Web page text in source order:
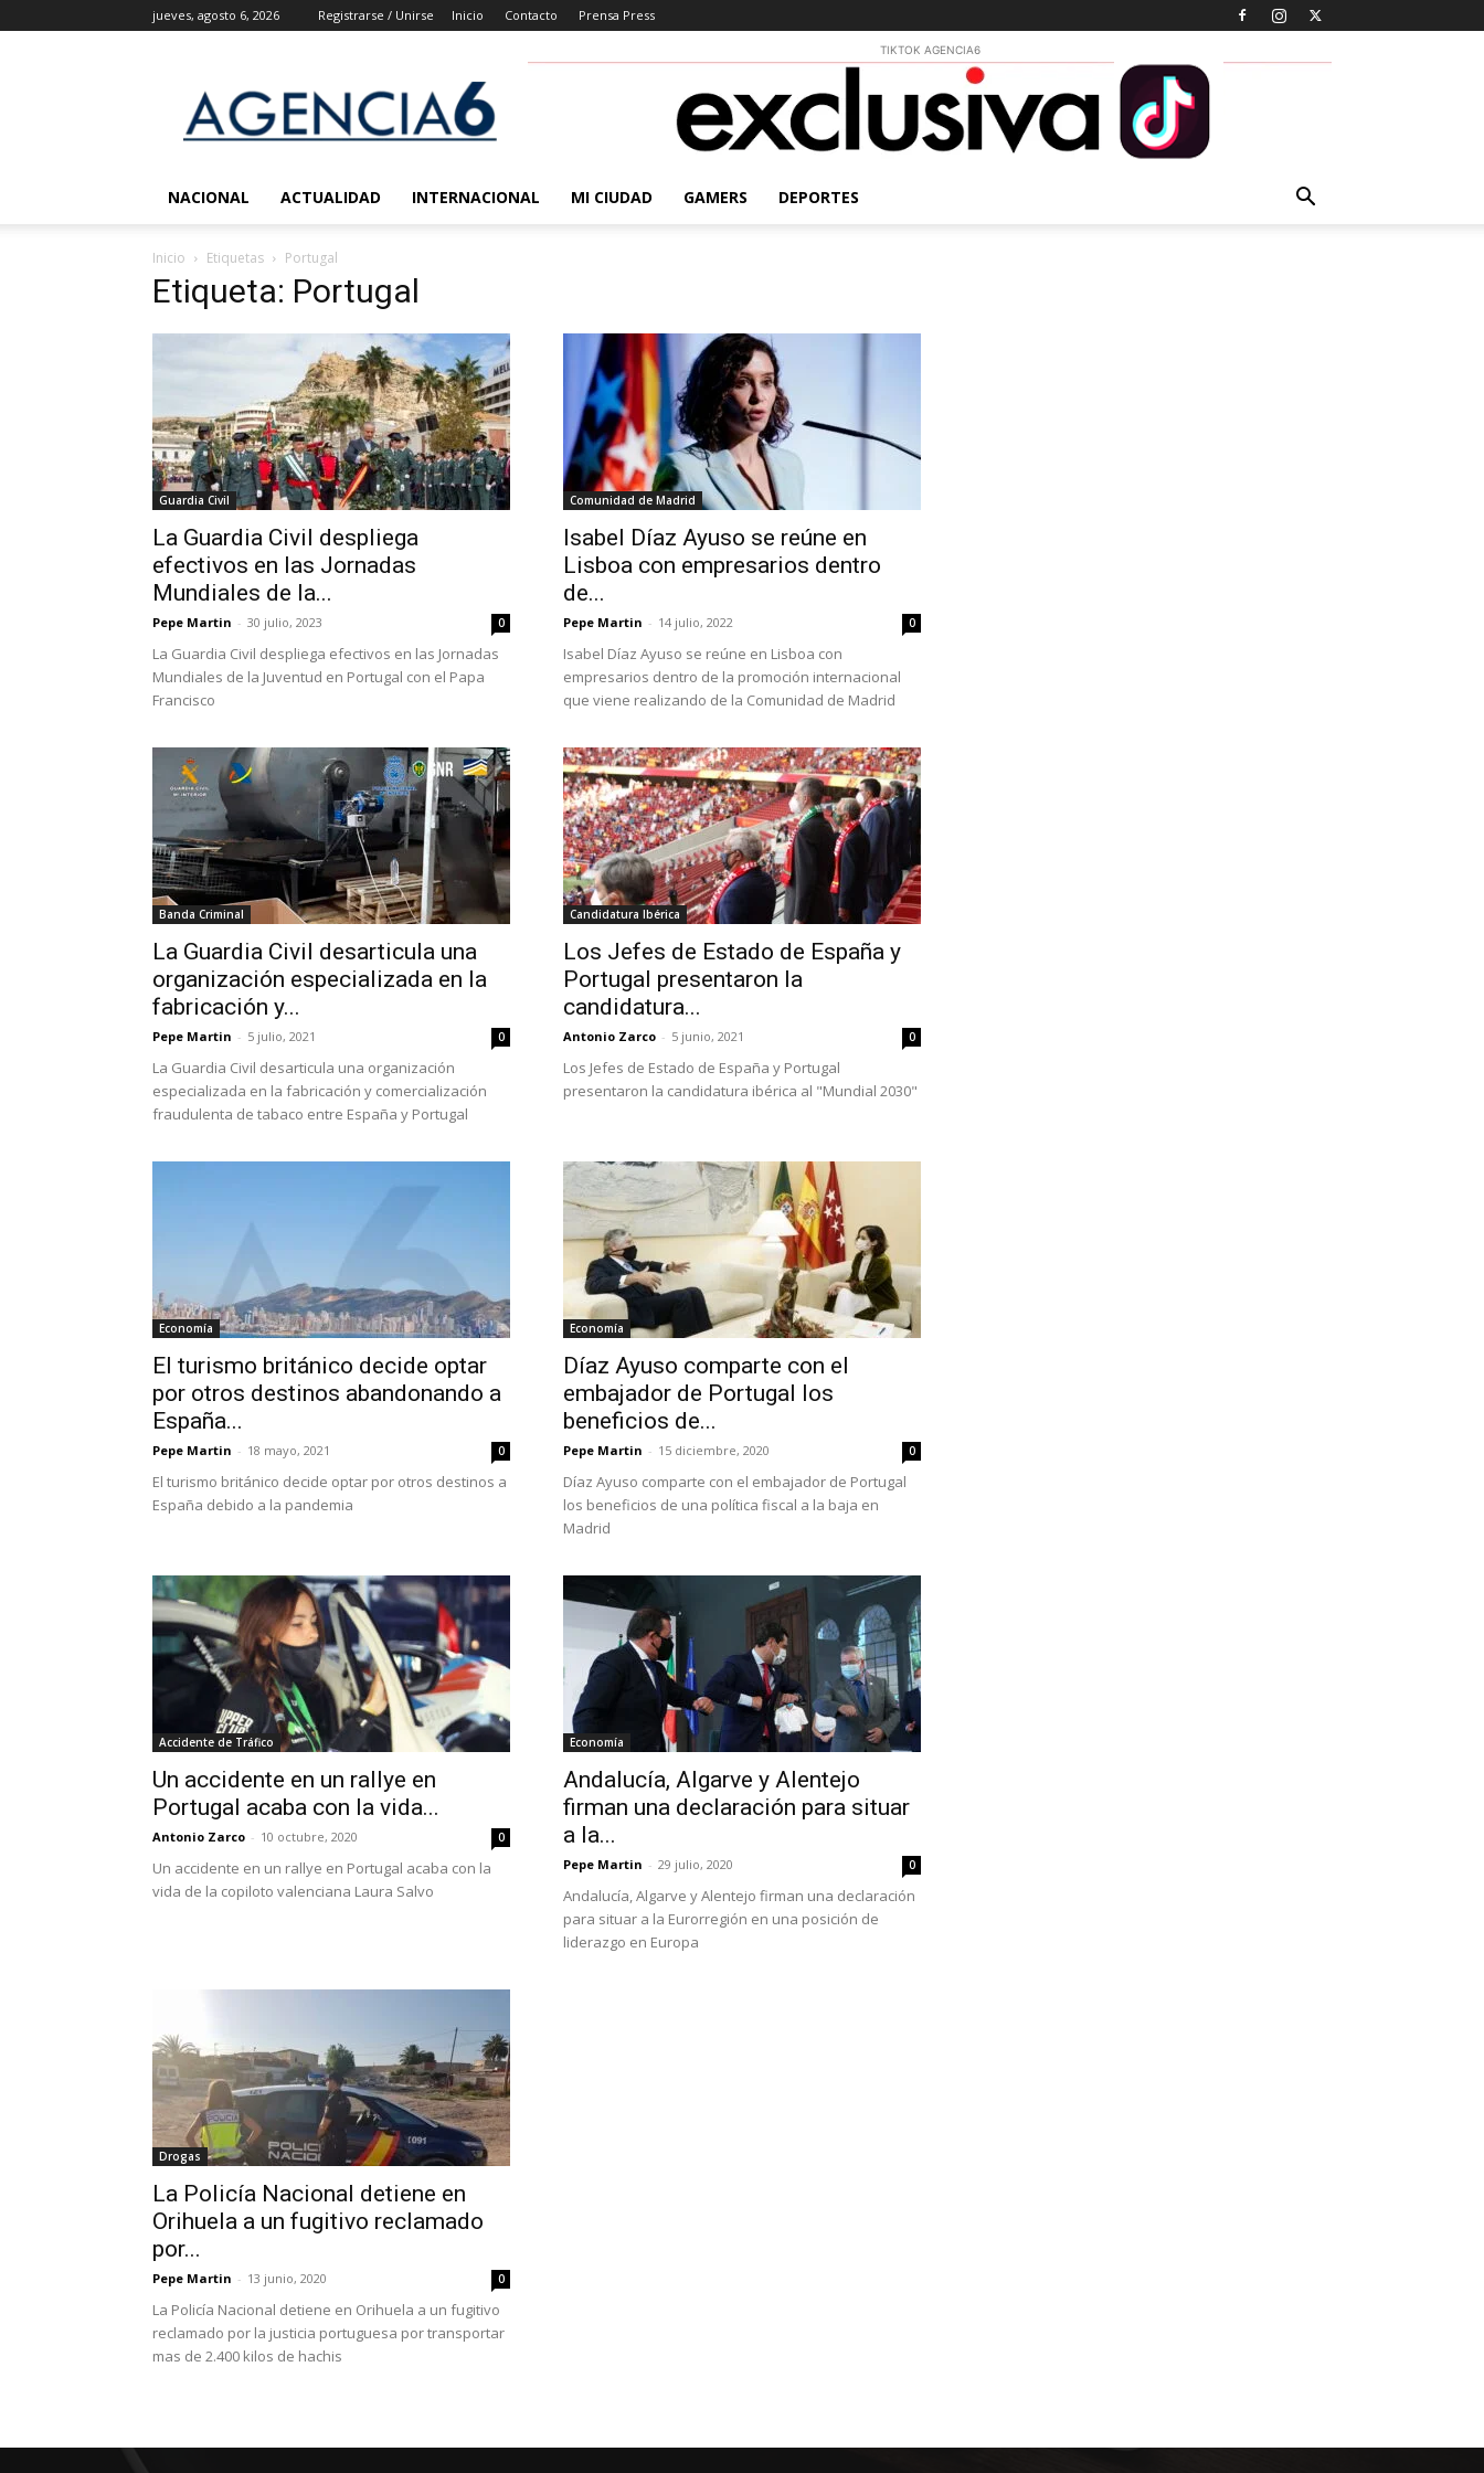
jueves, agosto 6, 2026 Registrarse / Unirse Inicio Contacto Prensa Press
6
Noticias
TIKTOK AGENCIA6
NACIONAL ACTUALIDAD INTERNACIONAL MI CIUDAD GAMERS DEPORTES
Inicio Etiquetas Portugal
Etiqueta: Portugal
Guardia Civil
La Guardia Civil despliega
efectivos en las Jornadas
Mundiales de la...
Pepe Martin - 30 julio, 2023 0
La Guardia Civil despliega efectivos en las Jornadas
Mundiales de la Juventud en Portugal con el Papa
Francisco
Comunidad de Madrid
Isabel Díaz Ayuso se reúne en
Lisboa con empresarios dentro
de...
Pepe Martin - 14 julio, 2022 0
Isabel Díaz Ayuso se reúne en Lisboa con
empresarios dentro de la promoción internacional
que viene realizando de la Comunidad de Madrid
Banda Criminal
La Guardia Civil desarticula una
organización especializada en la
fabricación y...
Pepe Martin - 5 julio, 2021 0
La Guardia Civil desarticula una organización
especializada en la fabricación y comercialización
fraudulenta de tabaco entre España y Portugal
Candidatura Ibérica
Los Jefes de Estado de España y
Portugal presentaron la
candidatura...
Antonio Zarco - 5 junio, 2021 0
Los Jefes de Estado de España y Portugal
presentaron la candidatura ibérica al "Mundial 2030"
Economía
El turismo británico decide optar
por otros destinos abandonando a
España...
Pepe Martin - 18 mayo, 2021 0
El turismo británico decide optar por otros destinos a
España debido a la pandemia
Economía
Díaz Ayuso comparte con el
embajador de Portugal los
beneficios de...
Pepe Martin - 15 diciembre, 2020 0
Díaz Ayuso comparte con el embajador de Portugal
los beneficios de una política fiscal a la baja en
Madrid
Accidente de Tráfico
Un accidente en un rallye en
Portugal acaba con la vida...
Antonio Zarco - 10 octubre, 2020 0
Un accidente en un rallye en Portugal acaba con la
vida de la copiloto valenciana Laura Salvo
Economía
Andalucía, Algarve y Alentejo
firman una declaración para situar
a la...
Pepe Martin - 29 julio, 2020 0
Andalucía, Algarve y Alentejo firman una declaración
para situar a la Eurorregión en una posición de
liderazgo en Europa
Drogas
La Policía Nacional detiene en
Orihuela a un fugitivo reclamado
por...
Pepe Martin - 13 junio, 2020 0
La Policía Nacional detiene en Orihuela a un fugitivo
reclamado por la justicia portuguesa por transportar
mas de 2.400 kilos de hachis